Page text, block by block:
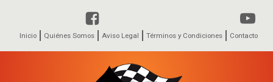
Inicio Quiénes Somos Aviso Legal Términos y Condiciones Contacto